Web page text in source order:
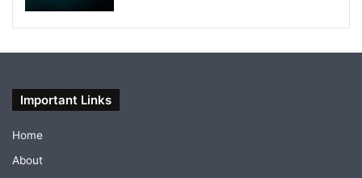
Important Links
Home
About